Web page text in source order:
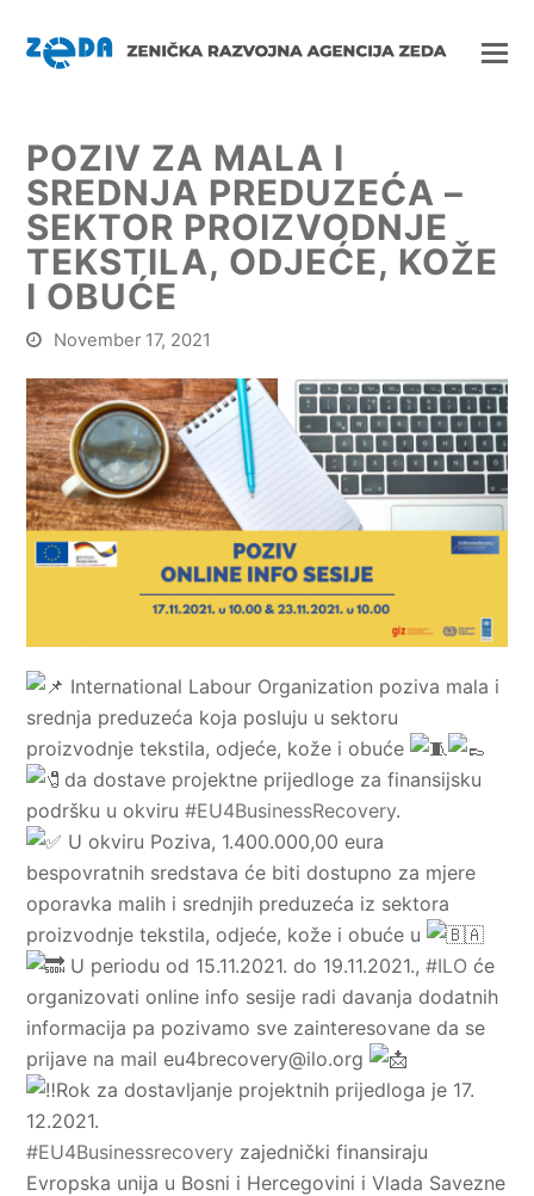
POZIV ZA MALA I
SREDNJA PREDUZEĆA –
SEKTOR PROIZVODNJE
TEKSTILA, ODJEĆE, KOŽE
I OBUĆE
November 17, 2021
International Labour Organization poziva mala i
srednja preduzeća koja posluju u sektoru
proizvodnje tekstila, odjeće, kože i obuće
da dostave projektne prijedloge za finansijsku
podršku u okviru#EU4BusinessRecovery.
U okviru Poziva, 1.400.000,00 eura
bespovratnih sredstava će biti dostupno za mjere
oporavka malih i srednjih preduzeća iz sektora
proizvodnje tekstila, odjeće, kože i obuće u
U periodu od 15.11.2021. do 19.11.2021.,#ILO će
organizovati online info sesije radi davanja dodatnih
informacija pa pozivamo sve zainteresovane da se
prijave na mail eu4brecovery@ilo.org
Rok za dostavljanje projektnih prijedloga je 17.
12.2021.
#EU4Businessrecovery zajednički finansiraju
Evropska unija u Bosni i Hercegovini i Vlada Savezne